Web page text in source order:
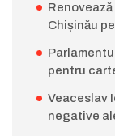
Chișinău
pentru
Veaceslav
negative